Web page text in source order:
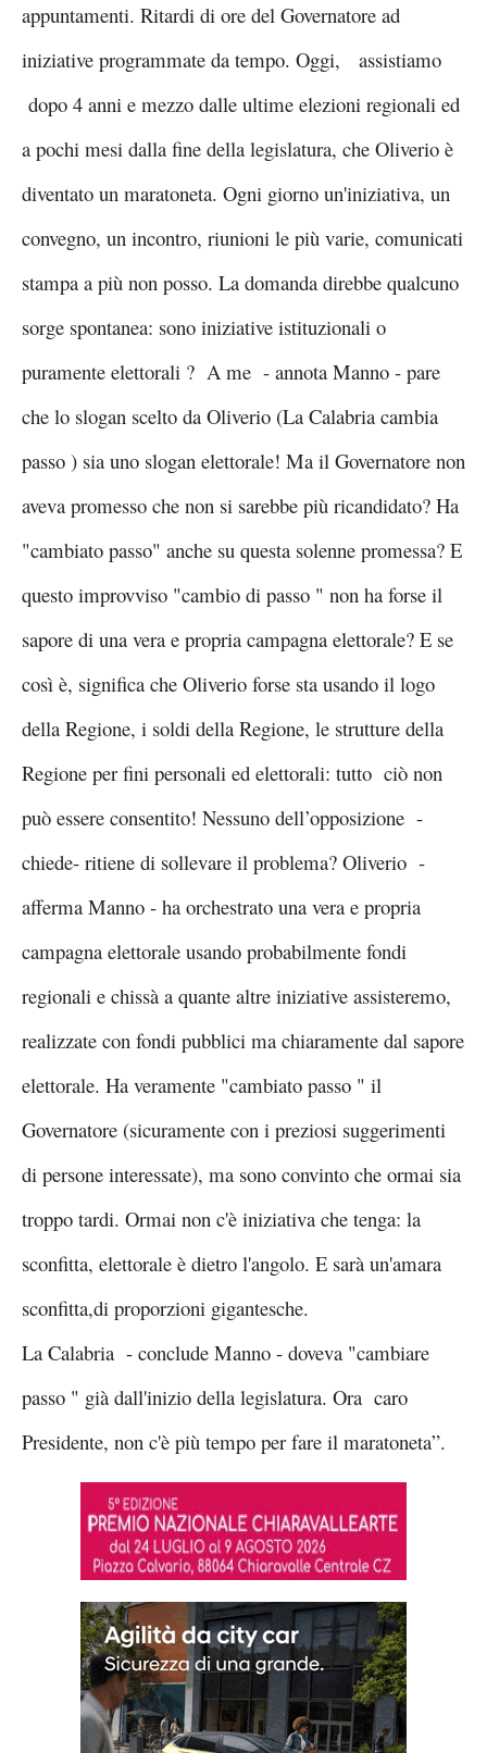
appuntamenti. Ritardi di ore del Governatore ad
iniziative programmate da tempo. Oggi, assistiamo
dopo 4 anni e mezzo dalle ultime elezioni regionali ed
a pochi mesi dalla fine della legislatura, che Oliverio è
diventato un maratoneta. Ogni giorno un'iniziativa, un
convegno, un incontro, riunioni le più varie, comunicati
stampa a più non posso. La domanda direbbe qualcuno
sorge spontanea: sono iniziative istituzionali o
puramente elettorali ? A me - annota Manno - pare
che lo slogan scelto da Oliverio (La Calabria cambia
passo ) sia uno slogan elettorale! Ma il Governatore non
aveva promesso che non si sarebbe più ricandidato? Ha
"cambiato passo" anche su questa solenne promessa? E
questo improvviso "cambio di passo " non ha forse il
sapore di una vera e propria campagna elettorale? E se
così è, significa che Oliverio forse sta usando il logo
della Regione, i soldi della Regione, le strutture della
Regione per fini personali ed elettorali: tutto ciò non
può essere consentito! Nessuno dell’opposizione -
chiede- ritiene di sollevare il problema? Oliverio -
afferma Manno - ha orchestrato una vera e propria
campagna elettorale usando probabilmente fondi
regionali e chissà a quante altre iniziative assisteremo,
realizzate con fondi pubblici ma chiaramente dal sapore
elettorale. Ha veramente "cambiato passo " il
Governatore (sicuramente con i preziosi suggerimenti
di persone interessate), ma sono convinto che ormai sia
troppo tardi. Ormai non c'è iniziativa che tenga: la
sconfitta, elettorale è dietro l'angolo. E sarà un'amara
sconfitta,di proporzioni gigantesche.
La Calabria - conclude Manno - doveva "cambiare
passo " già dall'inizio della legislatura. Ora caro
Presidente, non c'è più tempo per fare il maratoneta”.